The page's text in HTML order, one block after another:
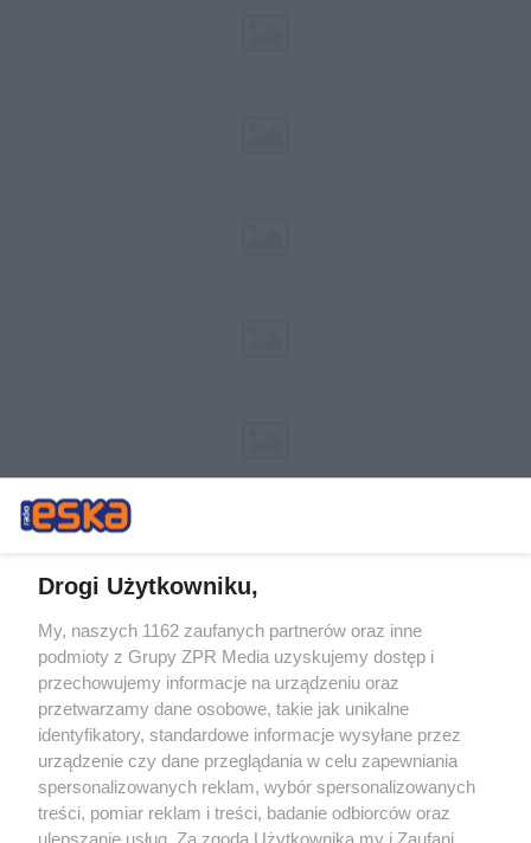
Żaden utwór zamieszczony w serwisie nie może być powielany i
rozpowszechniany lub dalej rozpowszechniany w jakikolwiek sposób (w
tym także elektroniczny lub mechaniczny) na jakimkolwiek polu
eksploatacji w jakiejkolwiek formie, włącznie z umieszczaniem w
Internecie bez pisemnej zgody właściciela praw. Jakiekolwiek użycie lub
wykorzystanie utworów w całości lub w części z naruszeniem prawa,
tzn. bez właściwej zgody, jest zabronione pod groźbą kary i może być
ścigane prawnie.
Drogi Użytkowniku,
My, naszych 1162 zaufanych partnerów oraz inne
podmioty z Grupy ZPR Media uzyskujemy dostęp i
przechowujemy informacje na urządzeniu oraz
przetwarzamy dane osobowe, takie jak unikalne
identyfikatory, standardowe informacje wysyłane przez
urządzenie czy dane przeglądania w celu zapewniania
spersonalizowanych reklam, wybór spersonalizowanych
treści, pomiar reklam i treści, badanie odbiorców oraz
ulepszanie usług. Za zgodą Użytkownika my i Zaufani